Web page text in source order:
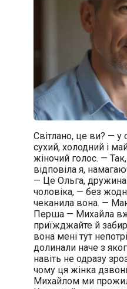
Світлано, це ви? — у
сухий, холодний і
жіночий голос. —
відповіла я,
— Це Ольга,
чоловіка, — без
чеканила вона. —
Перша — Михайла
приїжджайте й
вона мені тут
долинали наче з
навіть не одразу
чому ця жінка
Михайлом ми